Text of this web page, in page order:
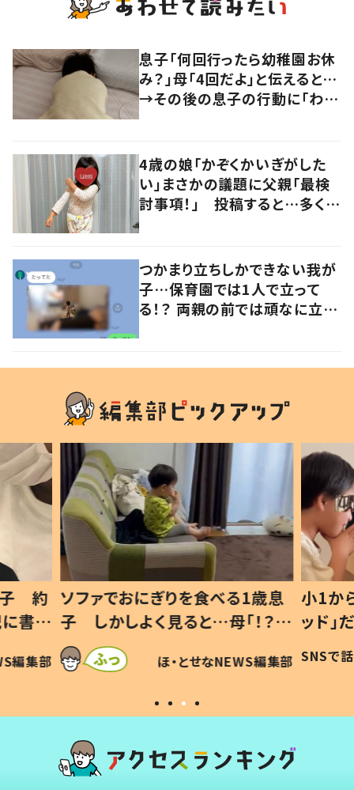
息子「何回行ったら幼稚園お休
み？」母「4回だよ」と伝えると…
→その後の息子の行動に「わか
4歳の娘「かぞくかいぎがした
い」まさかの議題に父親「最検
討事項！」 投稿すると…多くの
つかまり立ちしかできない我が
子…保育園では1人で立って
る！？ 両親の前では頑なに立た
歳息
？」
編集部
小1から不登校、息子は「ギフテ
ッド」だった 父が“ウチ給食”を
作り続ける理由とは #令和の親
#令和の子
SNSで話題 ほ・とせなNEWS編集部
ひ孫
が、抱
「涙
い」